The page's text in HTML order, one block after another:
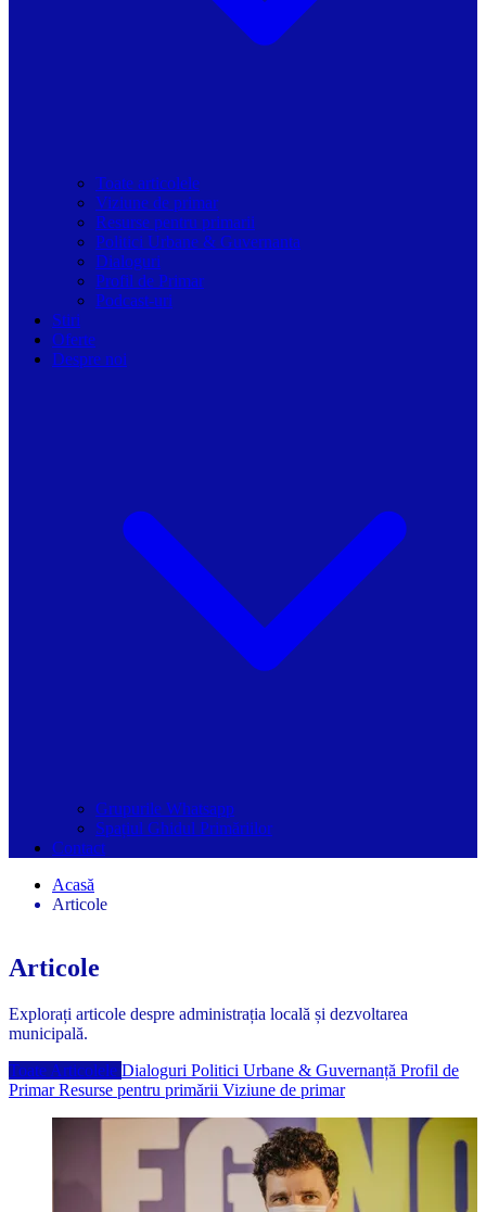
Toate articolele
Viziune de primar
Resurse pentru primarii
Politici Urbane & Guvernanta
Dialoguri
Profil de Primar
Podcast-uri
Stiri
Oferte
Despre noi
Grupurile Whatsapp
Spațiul Ghidul Primăriilor
Contact
Acasă
Articole
Articole
Explorați articole despre administrația locală și dezvoltarea
municipală.
Toate Articolele Dialoguri Politici Urbane & Guvernanță Profil de
PrimarResurse pentru primării Viziune de primar